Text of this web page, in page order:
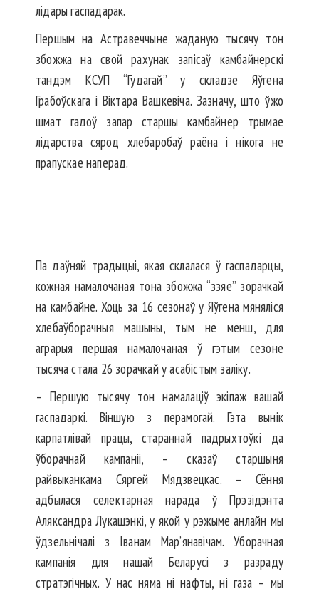
лідары гаспадарак.
Першым на Астравеччыне жаданую тысячу тон
збожжа на свой рахунак запісаў камбайнерскі
тандэм КСУП “Гудагай” у складзе Яўгена
Грабоўскага і Віктара Вашкевіча. Зазначу, што ўжо
шмат гадоў запар старшы камбайнер трымае
лідарства сярод хлебаробаў раёна і нікога не
прапускае наперад.
Па даўняй традыцыі, якая склалася ў гаспадарцы,
кожная намалочаная тона збожжа “ззяе” зорачкай
на камбайне. Хоць за 16 сезонаў у Яўгена мяняліся
хлебаўборачныя машыны, тым не менш, для
аграрыя першая намалочаная ў гэтым сезоне
тысяча стала 26 зорачкай у асабістым заліку.
– Першую тысячу тон намалаціў экіпаж вашай
гаспадаркі. Віншую з перамогай. Гэта вынік
карпатлівай працы, стараннай падрыхтоўкі да
ўборачнай кампаніі, – сказаў старшыня
райвыканкама Сяргей Мядзвецкас. – Сёння
адбылася селектарная нарада ў Прэзідэнта
Аляксандра Лукашэнкі, у якой у рэжыме анлайн мы
ўдзельнічалі з Іванам Мар’янавічам. Уборачная
кампанія для нашай Беларусі з разраду
стратэгічных. У нас няма ні нафты, ні газа – мы